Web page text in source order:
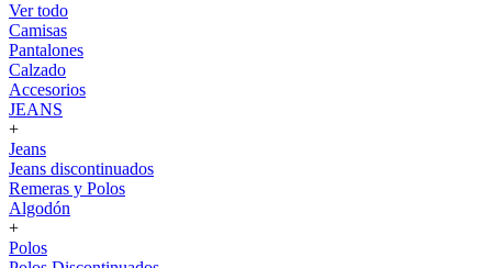
Ver todo
Camisas
Pantalones
Calzado
Accesorios
JEANS
+
Jeans
Jeans discontinuados
Remeras y Polos
Algodón
+
Polos